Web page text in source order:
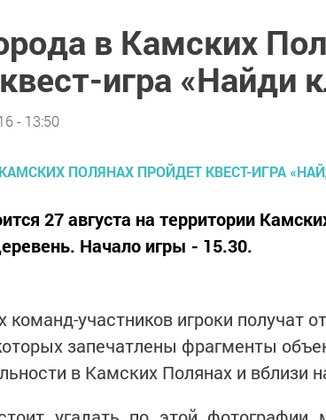
в Камских
игра «Найди
- 13:50
27 августа на территории
Начало игры - 15.30.
команд-участников игроки получат
запечатлены фрагменты
в Камских Полянах и вблизи